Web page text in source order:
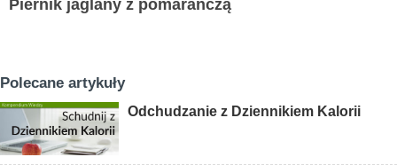
Piernik jaglany z pomarańczą
Polecane artykuły
Odchudzanie z Dziennikiem Kalorii